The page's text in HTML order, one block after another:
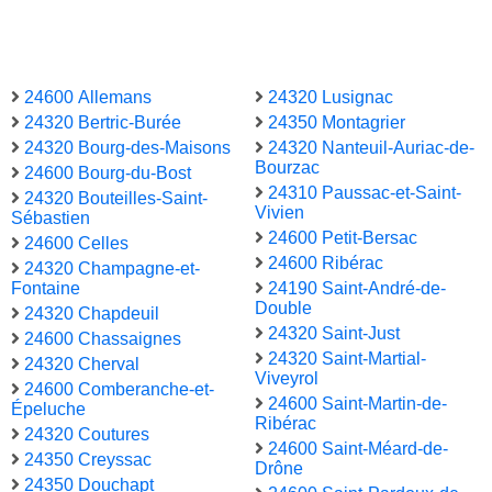
24600 Allemans
24320 Bertric-Burée
24320 Bourg-des-Maisons
24600 Bourg-du-Bost
24320 Bouteilles-Saint-
Sébastien
24600 Celles
24320 Champagne-et-
Fontaine
24320 Chapdeuil
24600 Chassaignes
24320 Cherval
24600 Comberanche-et-
Épeluche
24320 Coutures
24350 Creyssac
24350 Douchapt
24320 Lusignac
24350 Montagrier
24320 Nanteuil-Auriac-de-
Bourzac
24310 Paussac-et-Saint-
Vivien
24600 Petit-Bersac
24600 Ribérac
24190 Saint-André-de-
Double
24320 Saint-Just
24320 Saint-Martial-
Viveyrol
24600 Saint-Martin-de-
Ribérac
24600 Saint-Méard-de-
Drône